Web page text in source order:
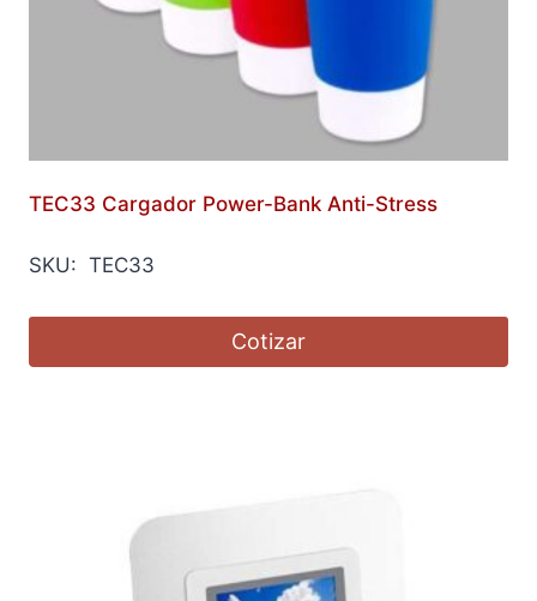
TEC33 Cargador Power-Bank Anti-Stress
SKU: TEC33
Cotizar